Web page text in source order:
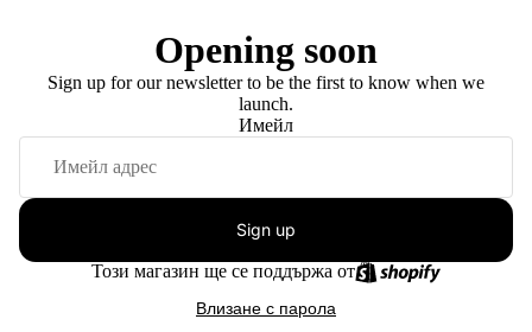
Opening soon
Sign up for our newsletter to be the first to know when we
launch.
Имейл
Sign up
Този магазин ще се поддържа от
Влизане с парола